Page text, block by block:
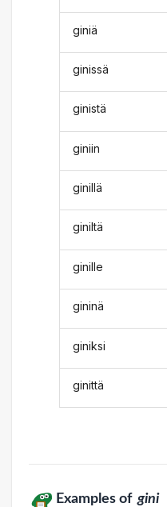
giniä
ginissä
ginistä
giniin
ginillä
giniltä
ginille
gininä
giniksi
ginittä
Examples of gini